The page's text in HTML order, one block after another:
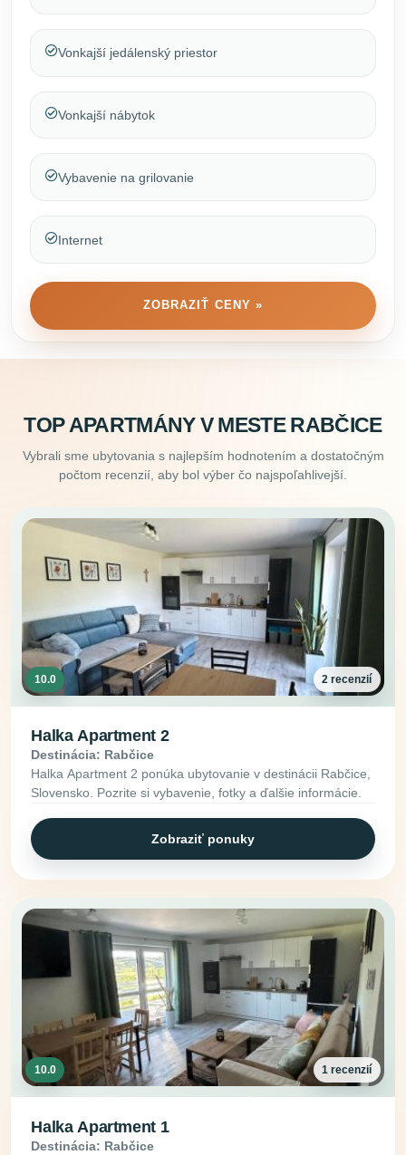
Vonkajší jedálenský priestor
Vonkajší nábytok
Vybavenie na grilovanie
Internet
ZOBRAZIŤ CENY »
TOP APARTMÁNY V MESTE RABČICE
Vybrali sme ubytovania s najlepším hodnotením a dostatočným
počtom recenzií, aby bol výber čo najspoľahlivejší.
10.0 2 recenzií
Halka Apartment 2
Destinácia: Rabčice
Halka Apartment 2 ponúka ubytovanie v destinácii Rabčice,
Slovensko. Pozrite si vybavenie, fotky a ďalšie informácie.
Zobraziť ponuky
10.0 1 recenzií
Halka Apartment 1
Destinácia: Rabčice